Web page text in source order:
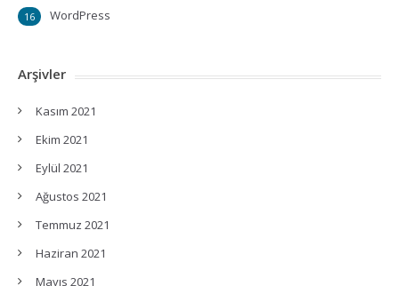
WordPress
16
Arşivler
Kasım 2021
Ekim 2021
Eylül 2021
Ağustos 2021
Temmuz 2021
Haziran 2021
Mayıs 2021